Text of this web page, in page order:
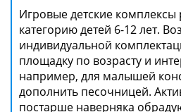
Игровые детские комплексы
категорию детей 6-12 лет.
индивидуальной
площадку по возрасту и
например, для малышей
дополнить песочницей.
постарше наверняка